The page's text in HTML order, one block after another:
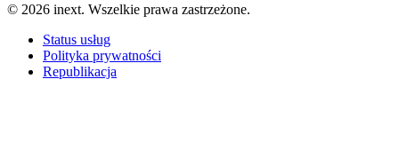
© 2026 inext. Wszelkie prawa zastrzeżone.
Status usług
Polityka prywatności
Republikacja